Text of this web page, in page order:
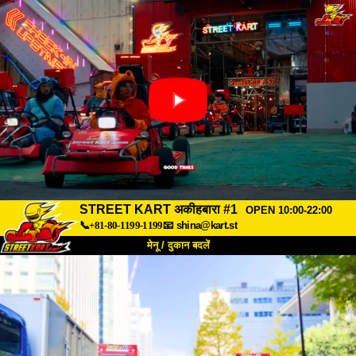
STREET KART अकीहबारा #1
OPEN 10:00-22:00
📞+81-80-1199-1199📧 shina@kart.st
मेनू / दुकान बदलें
हमारे बारे में कीमत
FAQ